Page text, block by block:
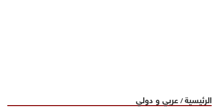
الرئيسية/ عربي و دولي